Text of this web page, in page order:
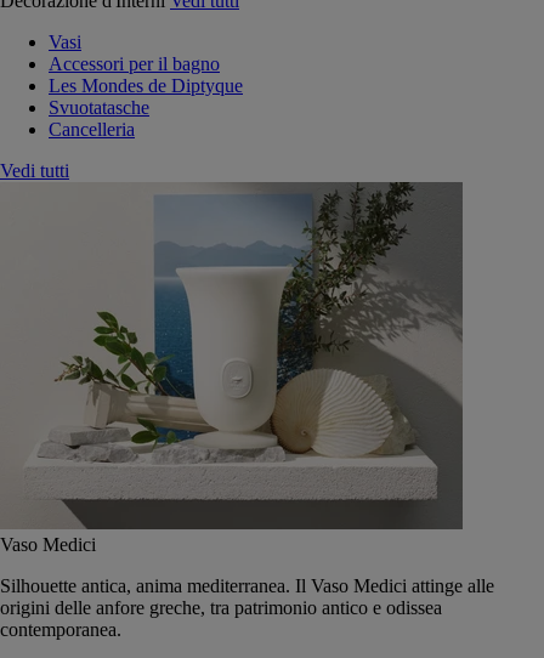
Vasi
Accessori per il bagno
Les Mondes de Diptyque
Svuotatasche
Cancelleria
Vedi tutti
Vaso Medici
Silhouette antica, anima mediterranea. Il Vaso Medici attinge alle
origini delle anfore greche, tra patrimonio antico e odissea
contemporanea.